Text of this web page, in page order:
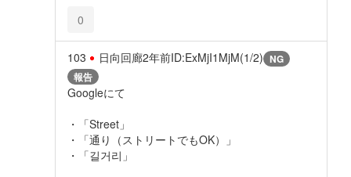
0
103 日向回廊2年前ID:ExMjI1MjM(1/2) NG
報告
Googleにて
・「Street」
・「通り（ストリートでもOK）」
・「길거리」